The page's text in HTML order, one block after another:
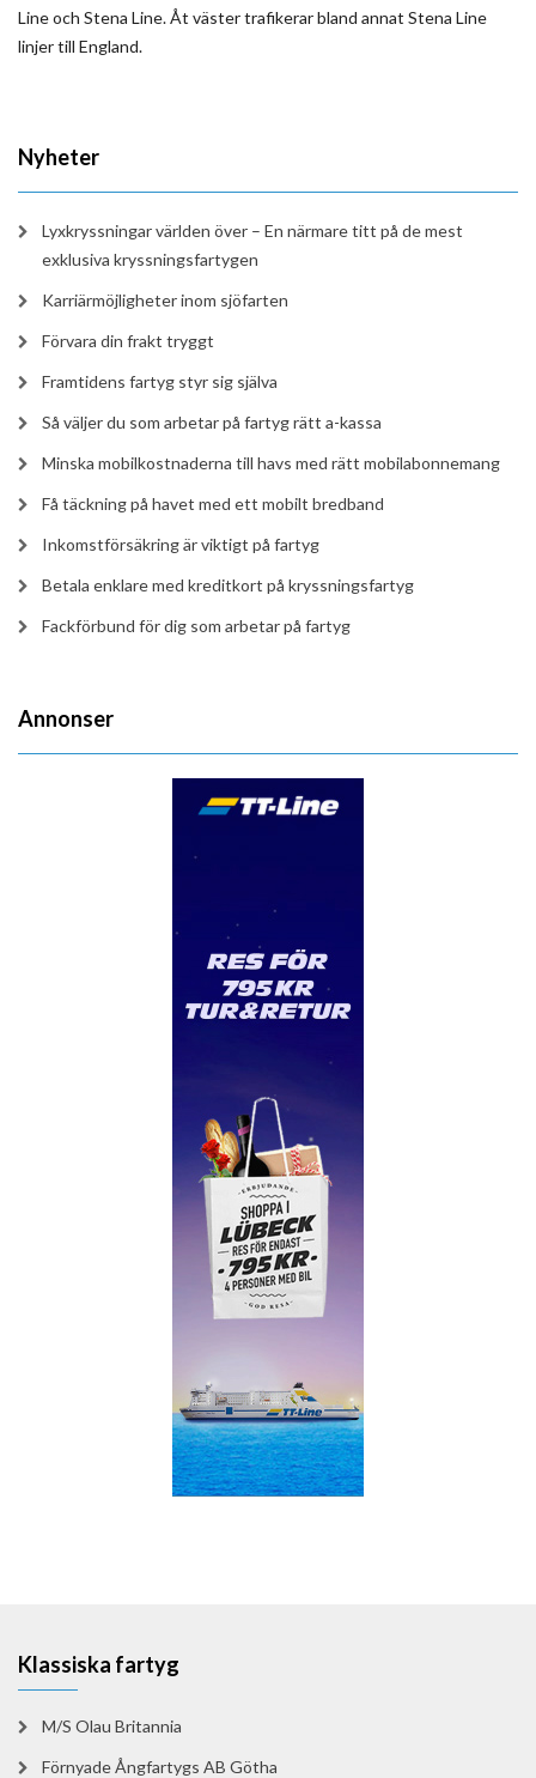
Line och Stena Line. Åt väster trafikerar bland annat Stena Line
linjer till England.
Nyheter
Lyxkryssningar världen över – En närmare titt på de mest
exklusiva kryssningsfartygen
Karriärmöjligheter inom sjöfarten
Förvara din frakt tryggt
Framtidens fartyg styr sig själva
Så väljer du som arbetar på fartyg rätt a-kassa
Minska mobilkostnaderna till havs med rätt mobilabonnemang
Få täckning på havet med ett mobilt bredband
Inkomstförsäkring är viktigt på fartyg
Betala enklare med kreditkort på kryssningsfartyg
Fackförbund för dig som arbetar på fartyg
Annonser
Klassiska fartyg
M/S Olau Britannia
Förnyade Ångfartygs AB Götha